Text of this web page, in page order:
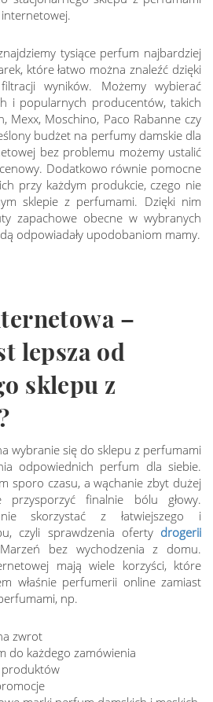
tysiące perfum najbardziej
które łatwo można znaleźć dzięki
wyników. Możemy wybierać
i popularnych producentów, takich
Mexx, Moschino, Paco Rabanne czy
budżet na perfumy damskie dla
bez problemu możemy ustalić
Dodatkowo równie pomocne
przy każdym produkcie, czego nie
sklepie z perfumami. Dzięki nim
zapachowe obecne w wybranych
odpowiadały upodobaniom mamy.
–
lepsza od
sklepu z
wybranie się do sklepu z perfumami
odpowiednich perfum dla siebie.
sporo czasu, a wąchanie zbyt dużej
przysporzyć finalnie bólu głowy.
skorzystać z łatwiejszego i
czyli sprawdzenia oferty drogerii
bez wychodzenia z domu.
mają wiele korzyści, które
właśnie perfumerii online zamiast
np.
zwrot
do każdego zamówienia
produktów